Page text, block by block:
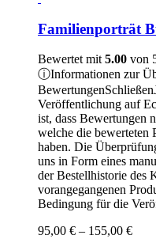
Familienporträt
Bewertet mit5.00 von
ⓘInformationen zur
BewertungenSchließen
Veröffentlichung auf
ist, dass Bewertungen
welche die bewerteten
haben. Die
uns in Form eines
der Bestellhistorie des
vorangegangenen
Bedingung für die
95,00 € – 155,00 €